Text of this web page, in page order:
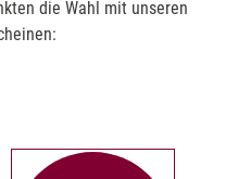
die Wahl mit unseren